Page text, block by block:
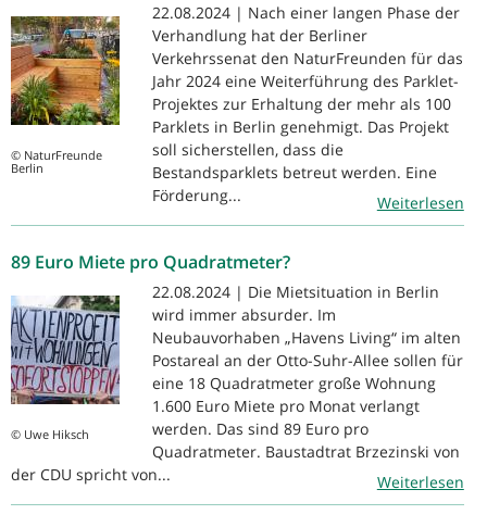
© NaturFreunde
Berlin
22.08.2024 | Nach einer langen Phase der
Verhandlung hat der Berliner
Verkehrssenat den NaturFreunden für das
Jahr 2024 eine Weiterführung des Parklet-
Projektes zur Erhaltung der mehr als 100
Parklets in Berlin genehmigt. Das Projekt
soll sicherstellen, dass die
Bestandsparklets betreut werden. Eine
Förderung...
Weiterlesen
89 Euro Miete pro Quadratmeter?
© Uwe Hiksch
22.08.2024 | Die Mietsituation in Berlin
wird immer absurder. Im
Neubauvorhaben „Havens Living“ im alten
Postareal an der Otto-Suhr-Allee sollen für
eine 18 Quadratmeter große Wohnung
1.600 Euro Miete pro Monat verlangt
werden. Das sind 89 Euro pro
Quadratmeter. Baustadtrat Brzezinski von
der CDU spricht von...
Weiterlesen